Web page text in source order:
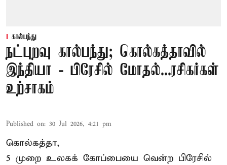
கால்பந்து
நட்புறவு கால்பந்து; கொல்கத்தாவில்
இந்தியா - பிரேசில் மோதல்...ரசிகர்கள்
உற்சாகம்
Published on: 30 Jul 2026, 4:21 pm
கொல்கத்தா,
5 முறை உலகக் கோப்பையை வென்ற பிரேசில்